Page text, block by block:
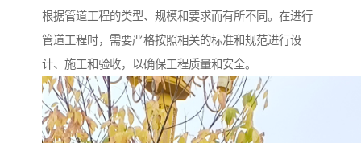
根据管道工程的类型、规模和要求而有所不同。在进行
管道工程时，需要严格按照相关的标准和规范进行设
计、施工和验收，以确保工程质量和安全。